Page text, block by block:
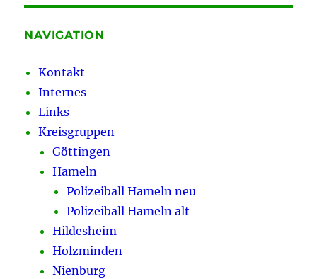
NAVIGATION
Kontakt
Internes
Links
Kreisgruppen
Göttingen
Hameln
Polizeiball Hameln neu
Polizeiball Hameln alt
Hildesheim
Holzminden
Nienburg